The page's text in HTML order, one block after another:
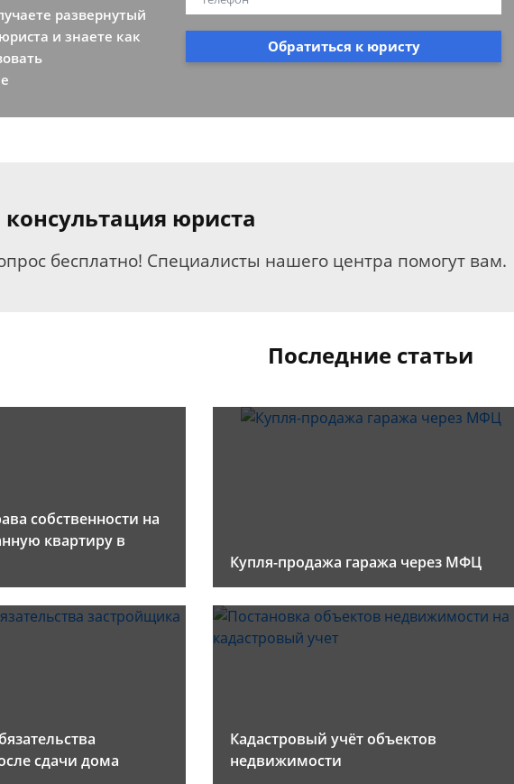
развернутый
и знаете как
Обратиться к юристу
консультация юриста
бесплатно! Специалисты нашего центра помогут вам.
Последние статьи
собственности на
квартиру в
Купля-продажа гаража через МФЦ
сдачи дома
Кадастровый учёт объектов
недвижимости